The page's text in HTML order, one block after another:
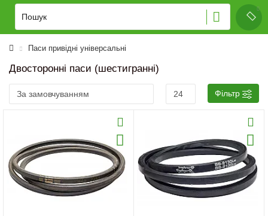
Паси привідні універсальні
Двосторонні паси (шестигранні)
Фільтр